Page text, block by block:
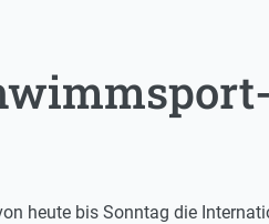
heute bis Sonntag die